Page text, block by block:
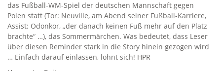
das Fußball-WM-Spiel der deutschen Mannschaft gegen
Polen statt (Tor: Neuville, am Abend seiner Fußball-Karriere,
Assist: Odonkor, „der danach keinen Fuß mehr auf den Platz
brachte“ …), das Sommermärchen. Was bedeutet, dass Leser
über diesen Reminder stark in die Story hinein gezogen wird
… Einfach darauf einlassen, lohnt sich! HPR